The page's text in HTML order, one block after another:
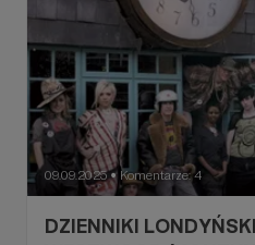
09.09.2025 ● Komentarze: 4
DZIENNIKI